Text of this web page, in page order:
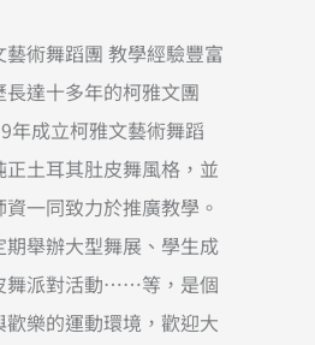
藝術舞蹈團 教學經驗豐富
長達十多年的柯雅文團
年成立柯雅文藝術舞蹈
正土耳其肚皮舞風格，並
一同致力於推廣教學。
期舉辦大型舞展、學生成
舞派對活動……等，是個
歡樂的運動環境，歡迎大